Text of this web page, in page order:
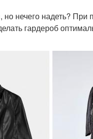
нечего надеть?
гардероб